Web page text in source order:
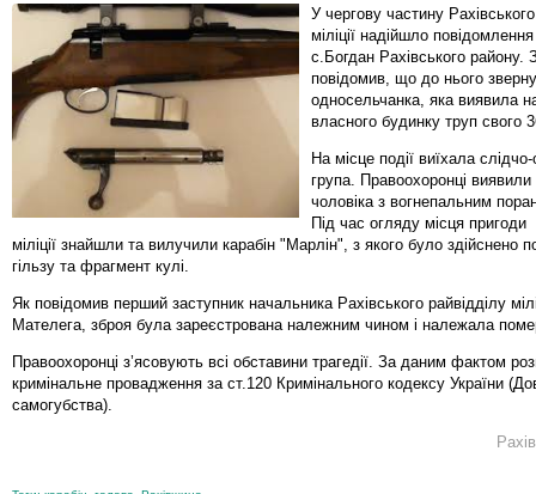
У чергову частину
міліції надійшло
с.Богдан Рахівського району.
повідомив, що до нього
односельчанка, яка виявила
власного будинку труп свого
На місце події виїхала
група. Правоохоронці виявили
чоловіка з вогнепальним
Під час огляду місця пригоди
міліції знайшли та вилучили карабін "Марлін", з якого було здійснено
гільзу та фрагмент кулі.
Як повідомив перший заступник начальника Рахівського райвідділу
Мателега, зброя була зареєстрована належним чином і належала
Правоохоронці з’ясовують всі обставини трагедії. За даним фактом
кримінальне провадження за ст.120 Кримінального кодексу України
самогубства).